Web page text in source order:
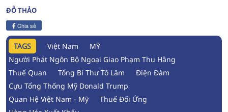
ĐỖ THẢO
Chia sẻ
TAGS Việt Nam
MỸ
Người Phát Ngôn Bộ Ngoại Giao Phạm Thu Hằng
Thuế Quan
Tổng Bí Thư Tô Lâm
Điện Đàm
Cựu Tổng Thống Mỹ Donald Trump
Quan Hệ Việt Nam - Mỹ
Thuế Đối Ứng